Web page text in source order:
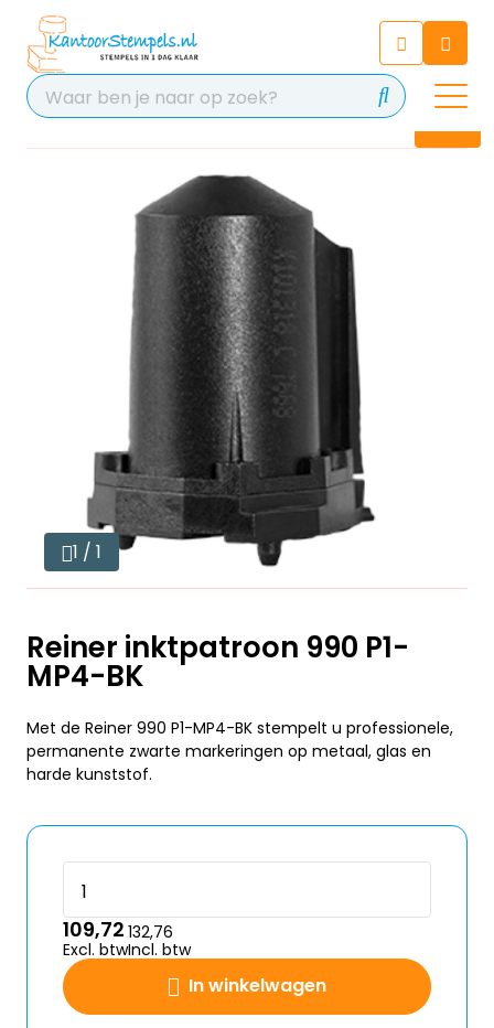
Chat 24/7 met onze chatbot
voor hulp
Contact
1 / 1
Reiner inktpatroon 990 P1-
MP4-BK
Met de Reiner 990 P1-MP4-BK stempelt u professionele,
permanente zwarte markeringen op metaal, glas en
harde kunststof.
In winkelwagen
109,72
Excl. btw
132,76
Incl. btw